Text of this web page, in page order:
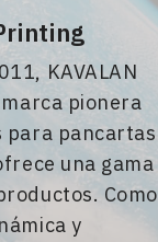
KAVALAN
pionera
para pancartas
una gama
Como
y